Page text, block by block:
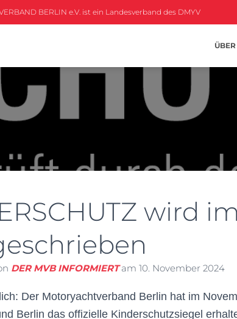
BERLIN e.V. ist ein Landesverband des DMYV
wird
DER MVB INFORMIERTam 10. November 2024
Der Motoryachtverband Berlin hat im
Berlin das offizielle Kinderschutzsiegel